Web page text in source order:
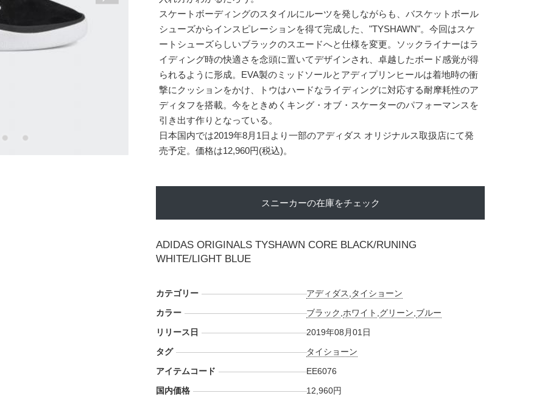
スケートボーディングのスタイルにルーツを発しながらも、バスケットボール
シューズからインスピレーションを得て完成した、"TYSHAWN"。今回はスケ
ートシューズらしいブラックのスエードへと仕様を変更。ソックライナーはラ
イディング時の快適さを念頭に置いてデザインされ、卓越したボード感覚が得
られるように形成。EVA製のミッドソールとアディプリンヒールは着地時の衝
撃にクッションをかけ、トウはハードなライディングに対応する耐摩耗性のア
ディタフを搭載。今をときめくキング・オブ・スケーターのパフォーマンスを
引き出す作りとなっている。
日本国内では2019年8月1日より一部のアディダス オリジナルス取扱店にて発
売予定。価格は12,960円(税込)。
スニーカーの在庫をチェック
ADIDAS ORIGINALS TYSHAWN CORE BLACK/RUNING
WHITE/LIGHT BLUE
カテゴリー アディダス タイショーン
カラー
ブラック ホワイト グリーン ブルー
リリース日
2019年08月01日
タグ
タイショーン
アイテムコード
EE6076
国内価格
12,960円